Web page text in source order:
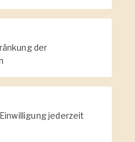
der
jederzeit